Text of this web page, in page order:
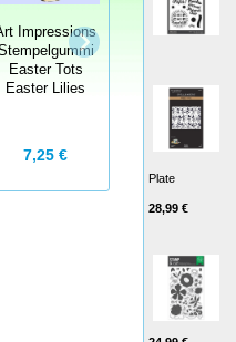
Impressions
Easter Tots
Easter Lilies
7,25 €
Art Impressions
15,90 €
Plate
28,99 €